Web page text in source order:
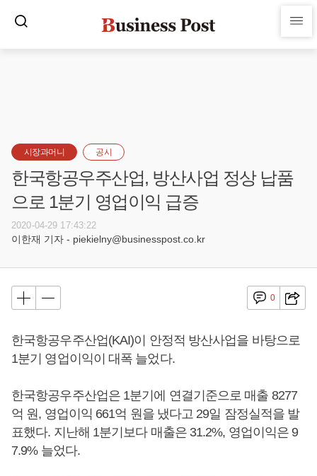
시장과머니 공시
한국항공우주산업, 방산사업 정상 납품
으로 1분기 영업이익 급증
2020-04-29 17:43:22
이한재 기자 - piekielny@businesspost.co.kr
0
한국항공우주산업(KAI)이 안정적 방산사업을 바탕으로
1분기 영업이익이 대폭 늘었다.
한국항공우주산업은 1분기에 연결기준으로 매출 8277
억 원, 영업이익 661억 원을 냈다고 29일 잠정실적을 발
표했다. 지난해 1분기보다 매출은 31.2%, 영업이익은 9
7.9% 늘었다.